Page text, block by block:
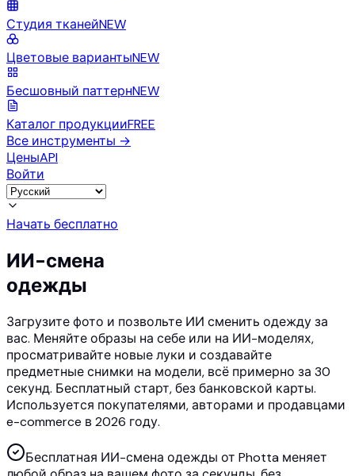
Студия тканейNEW
Цветовые вариантыNEW
Бесшовный паттернNEW
Каталог продукцииFREE
Все инструменты →
ЦеныAPI
Войти
Начать бесплатно
ИИ-смена
одежды
Загрузите фото и позвольте ИИ сменить одежду за
вас. Меняйте образы на себе или на ИИ-моделях,
просматривайте новые луки и создавайте
предметные снимки на модели, всё примерно за 30
секунд. Бесплатный старт, без банковской карты.
Используется покупателями, авторами и продавцами
e-commerce в 2026 году.
Бесплатная ИИ-смена одежды от Photta меняет